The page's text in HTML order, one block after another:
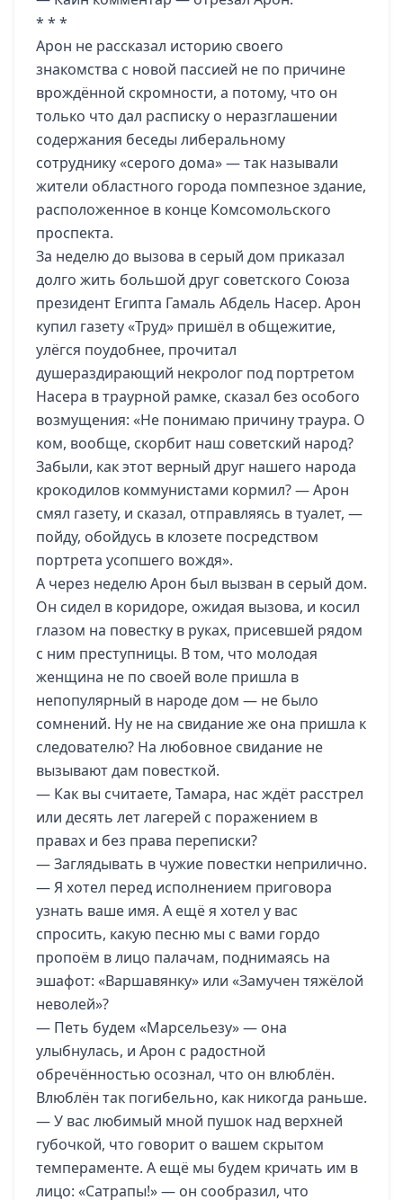
* * *
Арон не рассказал историю своего
знакомства с новой пассией не по причине
врождённой скромности, а потому, что он
только что дал расписку о неразглашении
содержания беседы либеральному
сотруднику «серого дома» — так называли
жители областного города помпезное здание,
расположенное в конце Комсомольского
проспекта.
За неделю до вызова в серый дом приказал
долго жить большой друг советского Союза
президент Египта Гамаль Абдель Насер. Арон
купил газету «Труд» пришёл в общежитие,
улёгся поудобнее, прочитал
душераздирающий некролог под портретом
Насера в траурной рамке, сказал без особого
возмущения: «Не понимаю причину траура. О
ком, вообще, скорбит наш советский народ?
Забыли, как этот верный друг нашего народа
крокодилов коммунистами кормил? — Арон
смял газету, и сказал, отправляясь в туалет, —
пойду, обойдусь в клозете посредством
портрета усопшего вождя».
А через неделю Арон был вызван в серый дом.
Он сидел в коридоре, ожидая вызова, и косил
глазом на повестку в руках, присевшей рядом
с ним преступницы. В том, что молодая
женщина не по своей воле пришла в
непопулярный в народе дом — не было
сомнений. Ну не на свидание же она пришла к
следователю? На любовное свидание не
вызывают дам повесткой.
— Как вы считаете, Тамара, нас ждёт расстрел
или десять лет лагерей с поражением в
правах и без права переписки?
— Заглядывать в чужие повестки неприлично.
— Я хотел перед исполнением приговора
узнать ваше имя. А ещё я хотел у вас
спросить, какую песню мы с вами гордо
пропоём в лицо палачам, поднимаясь на
эшафот: «Варшавянку» или «Замучен тяжёлой
неволей»?
— Петь будем «Марсельезу» — она
улыбнулась, и Арон с радостной
обречённостью осознал, что он влюблён.
Влюблён так погибельно, как никогда раньше.
— У вас любимый мной пушок над верхней
губочкой, что говорит о вашем скрытом
темпераменте. А ещё мы будем кричать им в
лицо: «Сатрапы!» — он сообразил, что